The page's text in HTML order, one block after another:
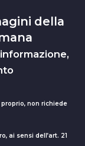
della
non richiede
ai sensi dell’art. 21